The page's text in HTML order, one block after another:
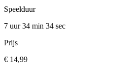
Speelduur
7 uur 34 min 34 sec
Prijs
€ 14,99